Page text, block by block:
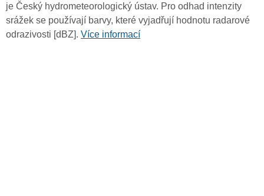
je Český hydrometeorologický ústav. Pro odhad intenzity
srážek se používají barvy, které vyjadřují hodnotu radarové
odrazivosti [dBZ]. Více informací